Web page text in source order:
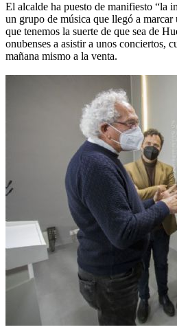
El alcalde ha puesto de manifiesto “la
un grupo de música que llegó a marcar
que tenemos la suerte de que sea de
onubenses a asistir a unos conciertos,
mañana mismo a la venta.